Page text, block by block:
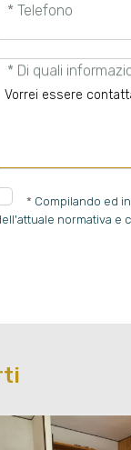
* Telefono
* Di quali
* Compilando ed
normativa e